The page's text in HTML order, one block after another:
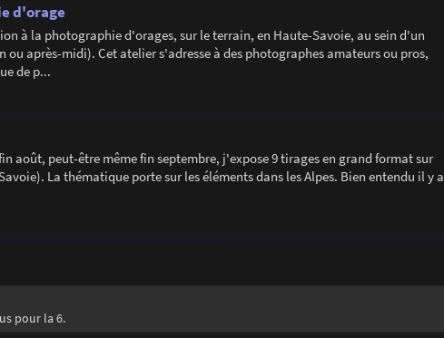
d'orage
à la photographie d'orages, sur le terrain, en Haute-Savoie, au sein d'un
ou après-midi). Cet atelier s'adresse à des photographes amateurs ou pros,
de p...
août, peut-être même fin septembre, j'expose 9 tirages en grand format sur
La thématique porte sur les éléments dans les Alpes. Bien entendu il y a
pour la 6.